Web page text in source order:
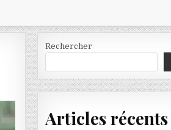
Rechercher
Articles récents